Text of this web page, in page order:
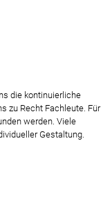
die kontinuierliche
zu Recht Fachleute. Für
werden. Viele
Gestaltung.